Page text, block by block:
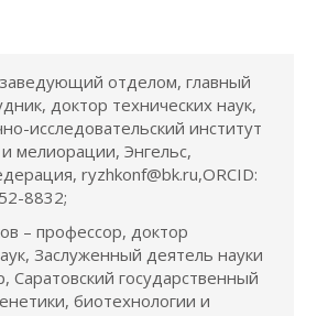
отделом, главный
доктор технических наук,
исследовательский институт
мелиорации, Энгельс,
ryzhkonf@bk.ru,ORCID:
8832;
– профессор, доктор
Заслуженный деятель науки
Саратовский государственный
биотехнологии и